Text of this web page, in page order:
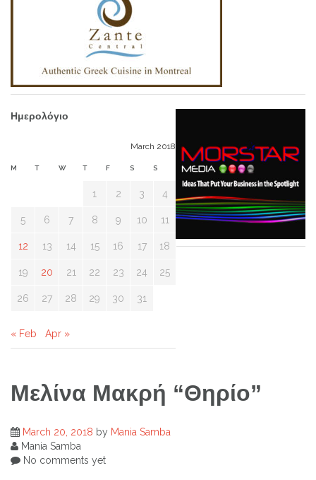
Ημερολόγιο
March 2018
M T W T F S S
1 2 3 4
5 6 7 8 9 10 11
12 13 14 15 16 17 18
19 20 21 22 23 24 25
26 27 28 29 30 31
« Feb Apr »
Μελίνα Μακρή “Θηρίο”
March 20, 2018 by Mania Samba
Mania Samba
No comments yet